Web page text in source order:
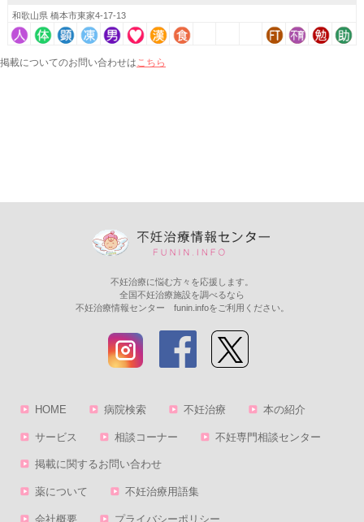
和歌山県 橋本市東家4-17-13
掲載についてのお問い合わせはこちら
不妊治療に悩む方々を応援します。
全国不妊治療施設を調べるなら
不妊治療情報センター funin.infoをご利用ください。
HOME 病院検索 不妊治療 本の紹介
サービス 相談コーナー 不妊専門相談センター
掲載に関するお問い合わせ
薬について 不妊治療用語集
会社概要 プライバシーポリシー